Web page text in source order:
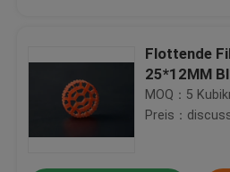
Flottende
25*12MM
MOQ：5
Preis：